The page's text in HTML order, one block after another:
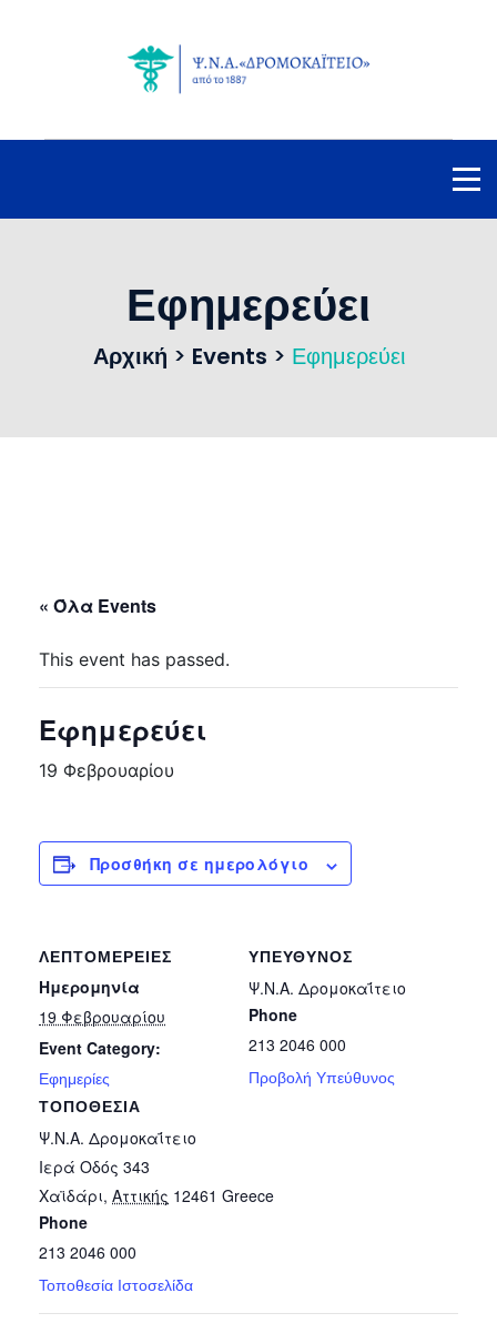
Εφημερεύει
Αρχική > Events > Εφημερεύει
« Όλα Events
This event has passed.
Εφημερεύει
19 Φεβρουαρίου
Προσθήκη σε ημερολόγιο
ΛΕΠΤΟΜΈΡΕΙΕΣ
Ημερομηνία
19 Φεβρουαρίου
Event Category:
Εφημερίες
ΤΟΠΟΘΕΣΊΑ
Ψ.Ν.Α. Δρομοκαΐτειο
Ιερά Οδός 343
Χαϊδάρι, Αττικής 12461 Greece
Phone
213 2046 000
Τοποθεσία Ιστοσελίδα
ΥΠΕΎΘΥΝΟΣ
Ψ.Ν.Α. Δρομοκαΐτειο
Phone
213 2046 000
Προβολή Υπεύθυνος